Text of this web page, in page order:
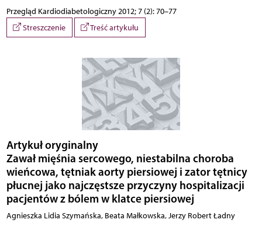
Przegląd Kardiodiabetologiczny 2012; 7 (2): 70–77
Streszczenie
Treść artykułu
Artykuł oryginalny
Zawał mięśnia sercowego, niestabilna choroba
wieńcowa, tętniak aorty piersiowej i zator tętnicy
płucnej jako najczęstsze przyczyny hospitalizacji
pacjentów z bólem w klatce piersiowej
Agnieszka Lidia Szymańska, Beata Małkowska, Jerzy Robert Ładny